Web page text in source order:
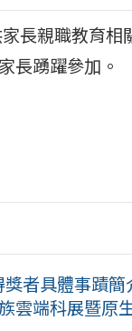
長親職教育相
長踴躍參加。
者具體事蹟簡
雲端科展暨原